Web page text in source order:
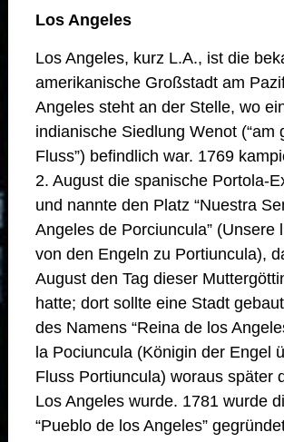
Los Angeles
Los Angeles, kurz L.A., ist die
amerikanische Großstadt am
Angeles steht an der Stelle, wo
indianische Siedlung Wenot (“am
Fluss”) befindlich war. 1769
2. August die spanische Portola-
und nannte den Platz “Nuestra
Angeles de Porciuncula” (Unsere
von den Engeln zu Portiuncula),
August den Tag dieser
hatte; dort sollte eine Stadt
des Namens “Reina de los
la Pociuncula (Königin der Engel
Fluss Portiuncula) woraus später
Los Angeles wurde. 1781 wurde
“Pueblo de los Angeles”